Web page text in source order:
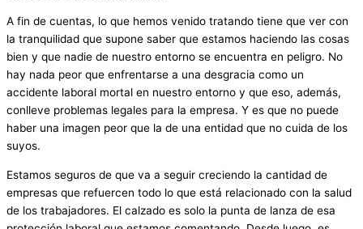
A fin de cuentas, lo que hemos venido tratando tiene que ver con
la tranquilidad que supone saber que estamos haciendo las cosas
bien y que nadie de nuestro entorno se encuentra en peligro. No
hay nada peor que enfrentarse a una desgracia como un
accidente laboral mortal en nuestro entorno y que eso, además,
conlleve problemas legales para la empresa. Y es que no puede
haber una imagen peor que la de una entidad que no cuida de los
suyos.
Estamos seguros de que va a seguir creciendo la cantidad de
empresas que refuercen todo lo que está relacionado con la salud
de los trabajadores. El calzado es solo la punta de lanza de esa